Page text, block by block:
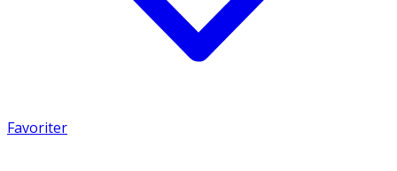
Favoriter